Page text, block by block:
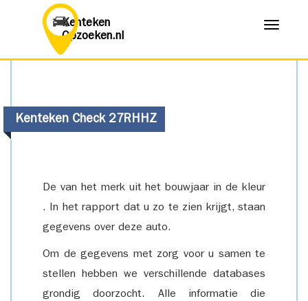
Kenteken
Opzoeken.nl
Menu
Kenteken Check 27RHHZ
De van het merk uit het bouwjaar in de kleur
. In het rapport dat u zo te zien krijgt, staan
gegevens over deze auto.
Om de gegevens met zorg voor u samen te
stellen hebben we verschillende databases
grondig doorzocht. Alle informatie die